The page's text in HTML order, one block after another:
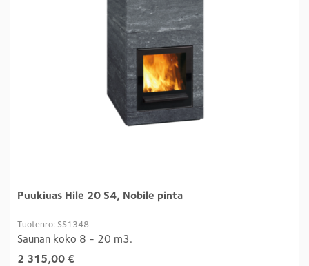
Puukiuas Hile 20 S4, Nobile pinta
Tuotenro: SS1348
Saunan koko 8 - 20 m3.
2 315,00 €